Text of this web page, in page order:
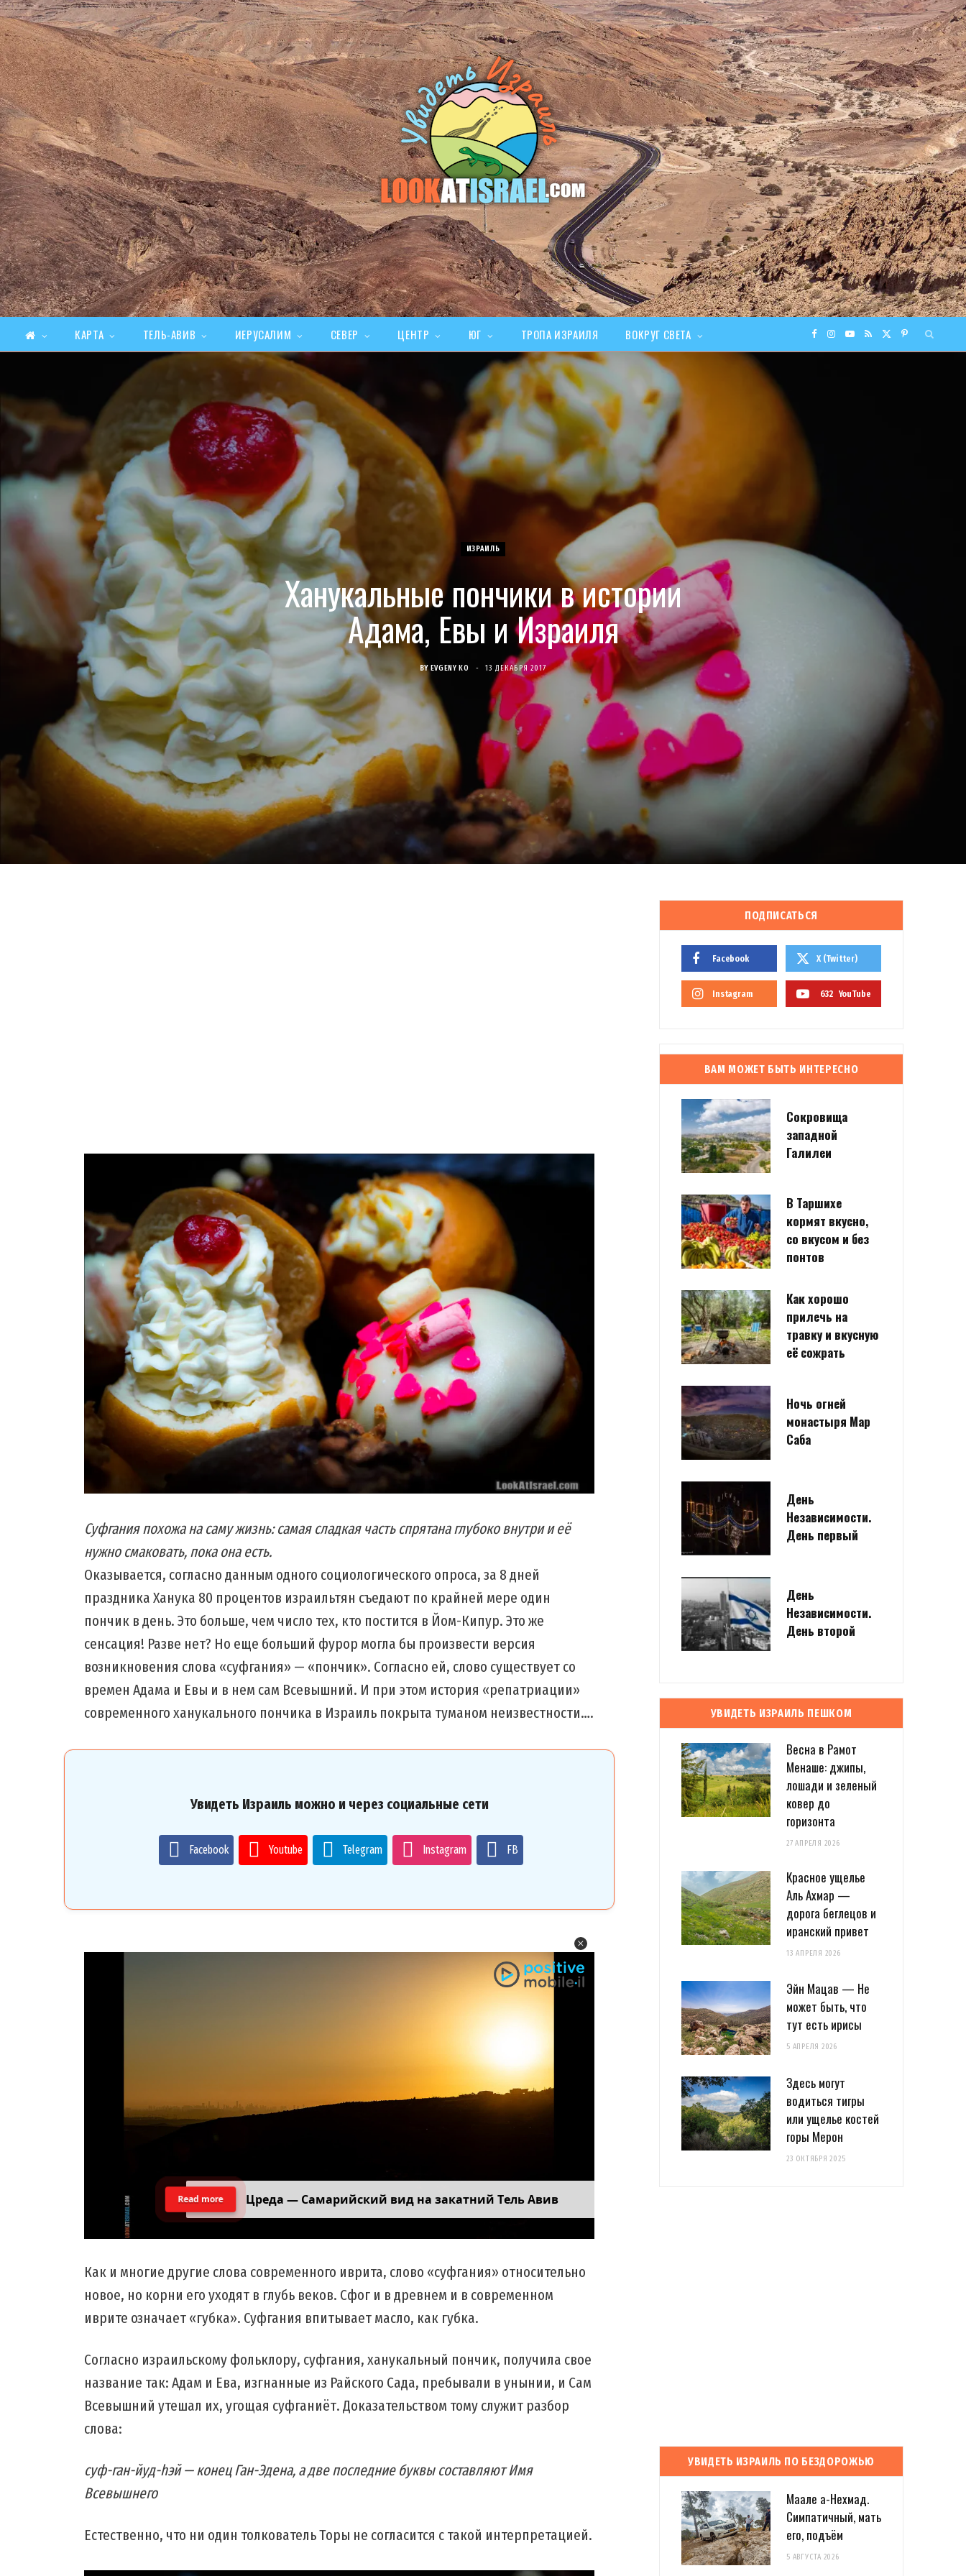
F I Y R P
КАРТА ТЕЛЬ-АВИВ ИЕРУСАЛИМ СЕВЕР ЦЕНТР ЮГ ТРОПА ИЗРАИЛЯ ВОКРУГ СВЕТА
ИЗРАИЛЬ
Ханукальные пончики в истории
Адама, Евы и Израиля
BY EVGENY KO 13 ДЕКАБРЯ 2017
Суфгания похожа на саму жизнь: самая сладкая часть спрятана глубоко внутри и её
нужно смаковать, пока она есть.
Оказывается, согласно данным одного социологического опроса, за 8 дней
праздника Ханука 80 процентов израильтян съедают по крайней мере один
пончик в день. Это больше, чем число тех, кто постится в Йом-Кипур. Это же
сенсация! Разве нет? Но еще больший фурор могла бы произвести версия
возникновения слова «суфгания» — «пончик». Согласно ей, слово существует со
времен Адама и Евы и в нем сам Всевышний. И при этом история «репатриации»
современного ханукального пончика в Израиль покрыта туманом неизвестности….
Увидеть Израиль можно и через социальные сети
Facebook Youtube Telegram Instagram FB
Цреда — Самарийский вид на закатний Тель Авив
Read more
Как и многие другие слова современного иврита, слово «суфгания» относительно
новое, но корни его уходят в глубь веков. Сфог и в древнем и в современном
иврите означает «губка». Суфгания впитывает масло, как губка.
Согласно израильскому фольклору, суфгания, ханукальный пончик, получила свое
название так: Адам и Ева, изгнанные из Райского Сада, пребывали в унынии, и Сам
Всевышний утешал их, угощая суфганиёт. Доказательством тому служит разбор
слова:
суф-ган-йуд-hэй — конец Ган-Эдена, а две последние буквы составляют Имя
Всевышнего
Естественно, что ни один толкователь Торы не согласится с такой интерпретацией.
ПОДПИСАТЬСЯ
Facebook X (Twitter)
Instagram 632 YouTube
ВАМ МОЖЕТ БЫТЬ ИНТЕРЕСНО
Сокровища
западной
Галилеи
В Таршихе
кормят вкусно,
со вкусом и без
понтов
Как хорошо
прилечь на
травку и вкусную
её сожрать
Ночь огней
монастыря Мар
Саба
День
Независимости.
День первый
День
Независимости.
День второй
УВИДЕТЬ ИЗРАИЛЬ ПЕШКОМ
Весна в Рамот
Менаше: джипы,
лошади и зеленый
ковер до
горизонта
27 АПРЕЛЯ 2026
Красное ущелье
Аль Ахмар —
дорога беглецов и
иранский привет
13 АПРЕЛЯ 2026
Эйн Мацав — Не
может быть, что
тут есть ирисы
5 АПРЕЛЯ 2026
Здесь могут
водиться тигры
или ущелье костей
горы Мерон
23 ОКТЯБРЯ 2025
УВИДЕТЬ ИЗРАИЛЬ ПО БЕЗДОРОЖЬЮ
Маале а-Нехмад.
Симпатичный, мать
его, подъём
5 АВГУСТА 2026